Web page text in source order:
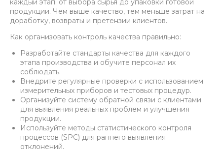
каждый этап: от выбора сырья до упаковки готовой
продукции. Чем выше качество, тем меньше затрат на
доработку, возвраты и претензии клиентов.
Как организовать контроль качества правильно:
Разработайте стандарты качества для каждого
этапа производства и обучите персонал их
соблюдать.
Внедрите регулярные проверки с использованием
измерительных приборов и тестовых процедур.
Организуйте систему обратной связи с клиентами
для выявления реальных проблем и улучшения
продукции.
Используйте методы статистического контроля
процессов (SPC) для раннего выявления
отклонений.